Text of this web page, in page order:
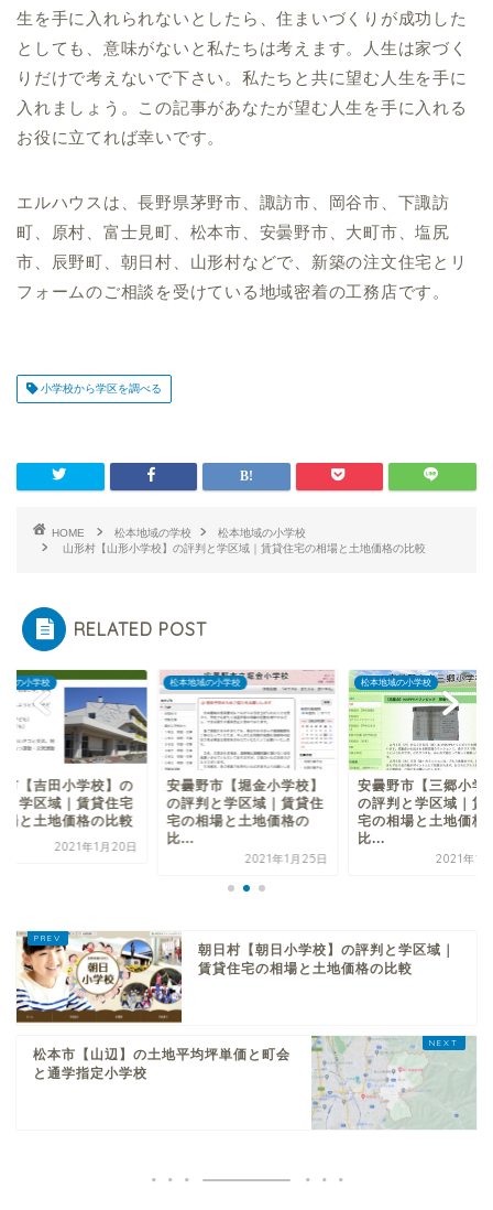
生を手に入れられないとしたら、住まいづくりが成功した
としても、意味がないと私たちは考えます。人生は家づく
りだけで考えないで下さい。私たちと共に望む人生を手に
入れましょう。この記事があなたが望む人生を手に入れる
お役に立てれば幸いです。
エルハウスは、長野県茅野市、諏訪市、岡谷市、下諏訪
町、原村、富士見町、松本市、安曇野市、大町市、塩尻
市、辰野町、朝日村、山形村などで、新築の注文住宅とリ
フォームのご相談を受けている地域密着の工務店です。
小学校から学区を調べる
HOME 松本地域の学校
松本地域の小学校
山形村【山形小学校】の評判と学区域｜賃貸住宅の相場と土地価格の比較
RELATED POST
域の小学校
市【吉田小学校】の
と学区域｜賃貸住宅
場と土地価格の比較
2021年1月20日
松本地域の小学校
安曇野市【堀金小学校】
の評判と学区域｜賃貸住
宅の相場と土地価格の
比...
2021年1月25日
松本地域の小学校
安曇野市【三郷小学
の評判と学区域｜賃
宅の相場と土地価格
比...
2021年1
朝日村【朝日小学校】の評判と学区域｜
賃貸住宅の相場と土地価格の比較
松本市【山辺】の土地平均坪単価と町会
と通学指定小学校